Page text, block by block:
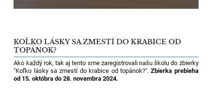
KOĽKO LÁSKY SA ZMESTÍ DO KRABICE OD
TOPÁNOK?
Ako každý rok, tak aj tento sme zaregistrovali našu školu do zbierky
"Koľko lásky sa zmestí do krabice od topánok?".Zbierka prebieha
od 15. októbra do 28. novembra 2024.